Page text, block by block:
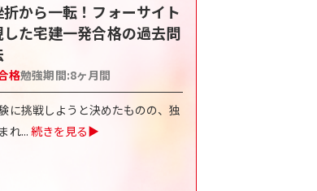
から一転！フォーサイト
した宅建一発合格の過去問
格勉強期間:8ヶ月間
に挑戦しようと決めたものの、独
れ... 続きを見る▶